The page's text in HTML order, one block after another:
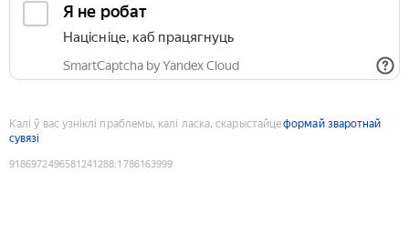
Я не робат
Націсніце, каб працягнуць
SmartCaptcha by Yandex Cloud
Калі ў вас узніклі праблемы, калі ласка, скарыстайцеформай зваротнай
сувязі
9186972496581241288:1786163999